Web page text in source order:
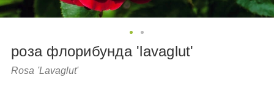
роза флорибунда 'lavaglut'
Rosa 'Lavaglut'